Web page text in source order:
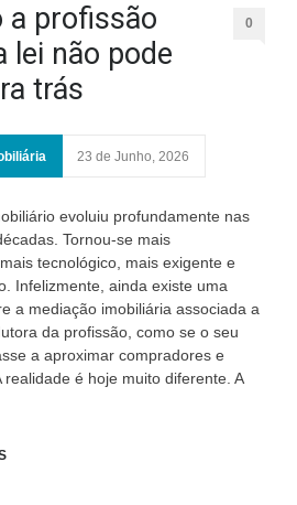
a profissão
lei não pode
trás
0
23 de Junho, 2026
evoluiu profundamente nas
Tornou-se mais
tecnológico, mais exigente e
Infelizmente, ainda existe uma
a mediação imobiliária associada a
da profissão, como se o seu
a aproximar compradores e
realidade é hoje muito diferente. A